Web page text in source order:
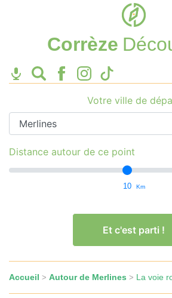
Corrèze
Votre ville de
Distance autour de ce point
10 Km
Et c'est parti !
Accueil > Autour de Merlines > La voie